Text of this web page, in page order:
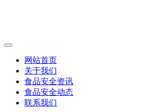
网站首页
关于我们
食品安全资讯
食品安全动态
联系我们